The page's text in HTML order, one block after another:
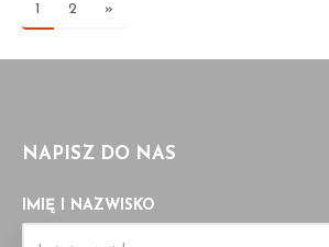
1 2 »
NAPISZ DO NAS
IMIĘ I NAZWISKO